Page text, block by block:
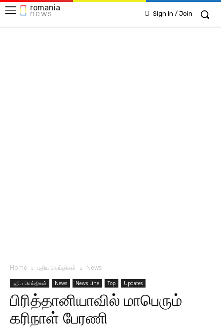
romania
news Sign in / Join
Home புதிய செய்திகள் News
புதிய செய்திகள் News News Line Top Updates
பிரித்தானியாவில் மாபெரும்
கரிநாள் பேரணி